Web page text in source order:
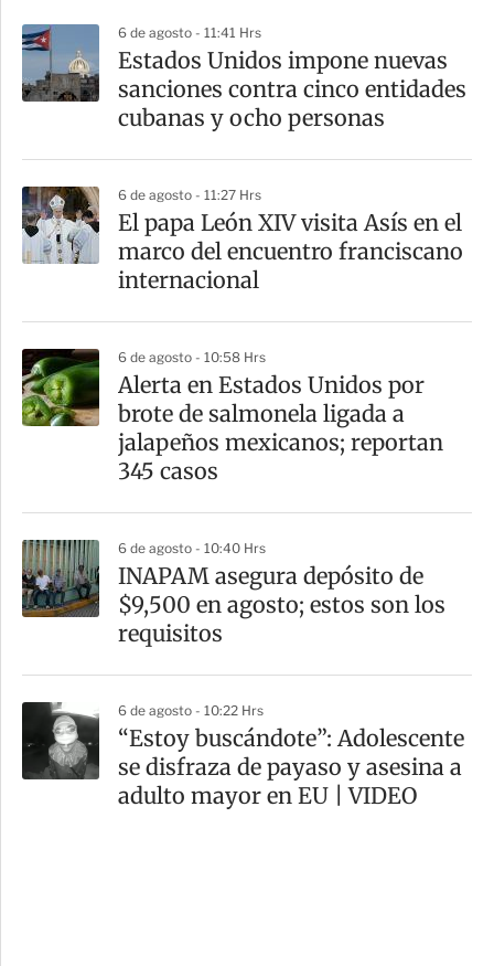
r
t
6 de agosto - 11:41 Hrs
Estados Unidos impone nuevas
sanciones contra cinco entidades
cubanas y ocho personas
6 de agosto - 11:27 Hrs
El papa León XIV visita Asís en el
marco del encuentro franciscano
internacional
6 de agosto - 10:58 Hrs
Alerta en Estados Unidos por
brote de salmonela ligada a
jalapeños mexicanos; reportan
345 casos
6 de agosto - 10:40 Hrs
INAPAM asegura depósito de
$9,500 en agosto; estos son los
requisitos
6 de agosto - 10:22 Hrs
“Estoy buscándote”: Adolescente
se disfraza de payaso y asesina a
adulto mayor en EU | VIDEO